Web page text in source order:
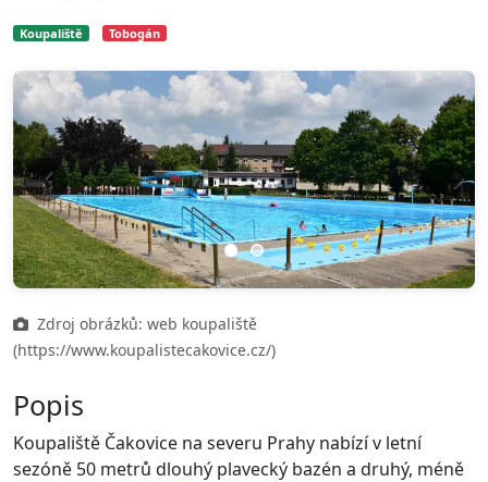
Koupaliště Tobogán
Previous Next
Zdroj obrázků: web koupaliště
(https://www.koupalistecakovice.cz/)
Popis
Koupaliště Čakovice na severu Prahy nabízí v letní
sezóně 50 metrů dlouhý plavecký bazén a druhý, méně